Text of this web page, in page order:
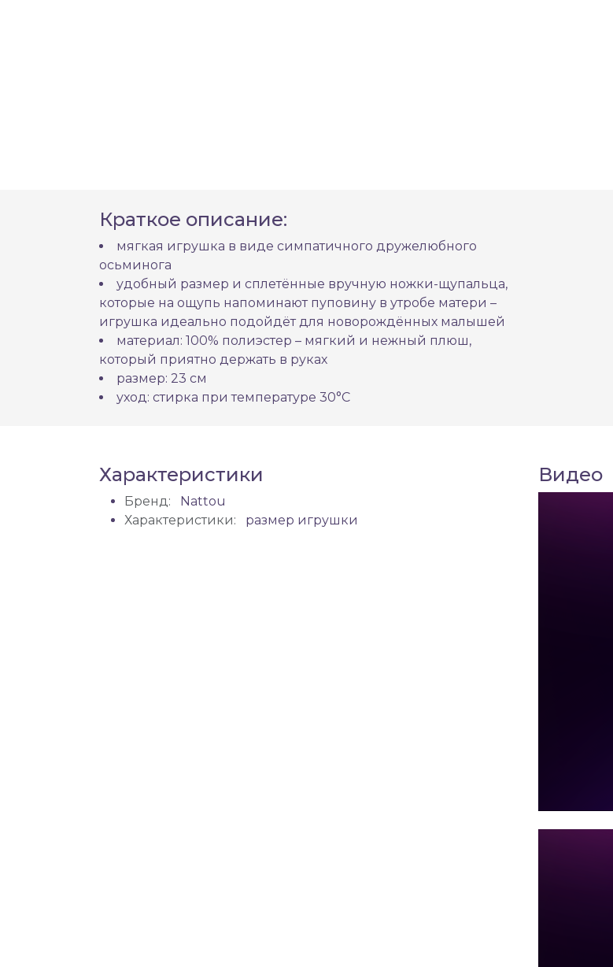
Краткое описание:
мягкая игрушка в виде симпатичного дружелюбного
осьминога
удобный размер и сплетённые вручную ножки-щупальца,
которые на ощупь напоминают пуповину в утробе матери –
игрушка идеально подойдёт для новорождённых малышей
материал: 100% полиэстер – мягкий и нежный плюш,
который приятно держать в руках
размер: 23 см
уход: стирка при температуре 30°С
Характеристики
Бренд:
Nattou
Характеристики:
размер игрушки
Видео